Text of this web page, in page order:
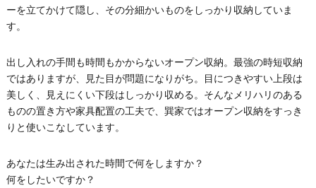
ーを立てかけて隠し、その分細かいものをしっかり収納していま
す。
出し入れの手間も時間もかからないオープン収納。最強の時短収納
ではありますが、見た目が問題になりがち。目につきやすい上段は
美しく、見えにくい下段はしっかり収める。そんなメリハリのある
ものの置き方や家具配置の工夫で、巽家ではオープン収納をすっき
りと使いこなしています。
あなたは生み出された時間で何をしますか？
何をしたいですか？